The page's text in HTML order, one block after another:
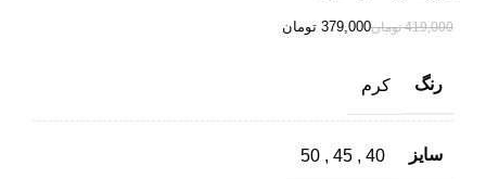
419,000 تومان379,000 تومان
رنگ کرم
سایز 40
,
45
,
50